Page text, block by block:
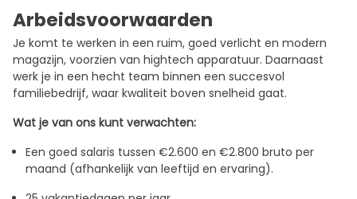
Arbeidsvoorwaarden
Je komt te werken in een ruim, goed verlicht en modern
magazijn, voorzien van hightech apparatuur. Daarnaast
werk je in een hecht team binnen een succesvol
familiebedrijf, waar kwaliteit boven snelheid gaat.
Wat je van ons kunt verwachten:
Een goed salaris tussen €2.600 en €2.800 bruto per
maand (afhankelijk van leeftijd en ervaring).